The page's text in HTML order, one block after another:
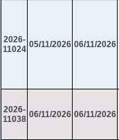
2026-
11024 05/11/2026 06/11/2026
2026-
11038 06/11/2026 06/11/2026